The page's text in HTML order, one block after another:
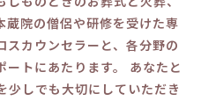
蔵院の僧侶や研修を受けた専
スカウンセラーと、各分野の
トにあたります。 あなたと
少しでも大切にしていただき